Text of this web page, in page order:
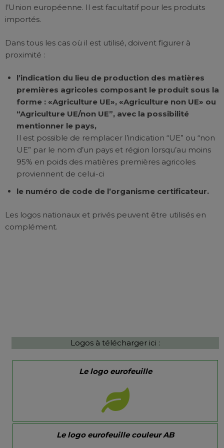
l’Union européenne. Il est facultatif pour les produits
importés.
Dans tous les cas où il est utilisé, doivent figurer à
proximité :
l’indication du lieu de production des matières
premières agricoles composant le produit sous la
forme : «Agriculture UE», «Agriculture non UE» ou
“Agriculture UE/non UE”, avec la possibilité
mentionner le pays,
Il est possible de remplacer l’indication “UE” ou “non
UE” par le nom d’un pays et région lorsqu’au moins
95% en poids des matières premières agricoles
proviennent de celui-ci
le numéro de code de l’organisme certificateur.
Les logos nationaux et privés peuvent être utilisés en
complément.
Logos à télécharger ici :
Le logo eurofeuille
Le logo eurofeuille couleur AB